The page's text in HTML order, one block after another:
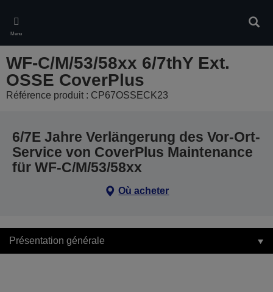
main
content
Menu
WF-C/M/53/58xx 6/7thY Ext.
OSSE CoverPlus
Référence produit : CP67OSSECK23
6/7E Jahre Verlängerung des Vor-Ort-
Service von CoverPlus Maintenance
für WF-C/M/53/58xx
Où acheter
Présentation générale